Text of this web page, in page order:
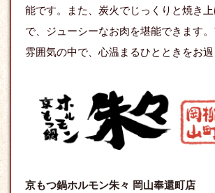
能です。また、炭火でじっくりと焼き
で、ジューシーなお肉を堪能できます
雰囲気の中で、心温まるひとときをお過
京もつ鍋ホルモン朱々 岡山奉還町店